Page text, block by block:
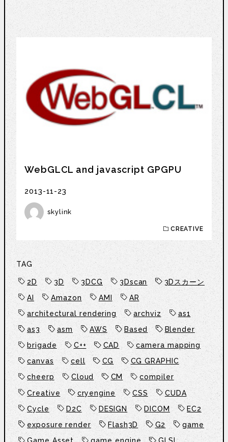
WebGLCL and javascript GPGPU
2013-11-23
skylink
CREATIVE
TAG
2D 3D 3DCG 3Dscan
3Dスカーン
AI
Amazon AMI
AR
architectural rendering
archviz
as1
as3
asm AWS Based
Blender
brigade
C++ CAD
camera mapping
canvas
cell CG
CG GRAPHIC
cheerp
Cloud CM
compiler
Creative
cryengine CSS
CUDA
Cycle
D2C DESIGN DICOM
EC2
exposure render
Flash3D G2
game